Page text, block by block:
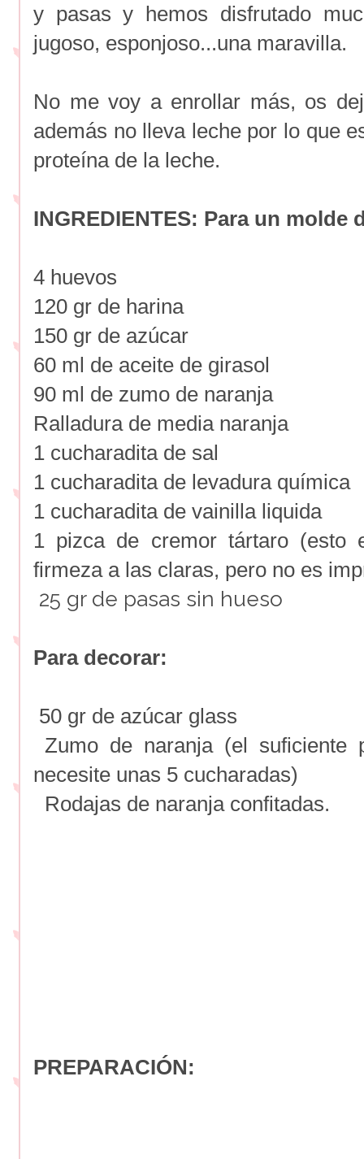
y pasas y hemos disfrutado
jugoso, esponjoso...una maravilla.
No me voy a enrollar más, os
además no lleva leche por lo que
proteína de la leche.
INGREDIENTES: Para un molde
4 huevos
120 gr de harina
150 gr de azúcar
60 ml de aceite de girasol
90 ml de zumo de naranja
Ralladura de media naranja
1 cucharadita de sal
1 cucharadita de levadura química
1 cucharadita de vainilla liquida
1 pizca de cremor tártaro (esto
firmeza a las claras, pero no es
25 gr de pasas sin hueso
Para decorar:
50 gr de azúcar glass
Zumo de naranja (el suficiente
necesite unas 5 cucharadas)
Rodajas de naranja confitadas.
PREPARACIÓN: